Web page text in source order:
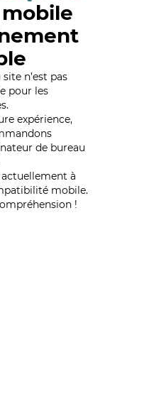
n’est pas
pour les
expérience,
de bureau
à
mobile.
!